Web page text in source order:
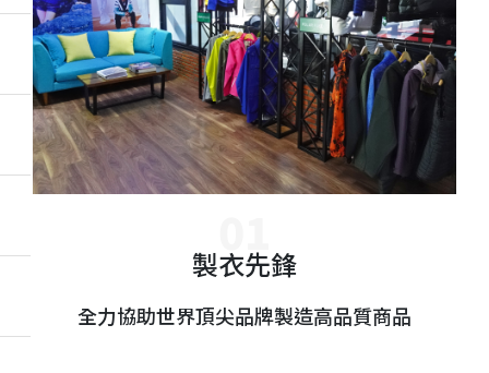
製衣先鋒
全力協助世界頂尖品牌製造高品質商品